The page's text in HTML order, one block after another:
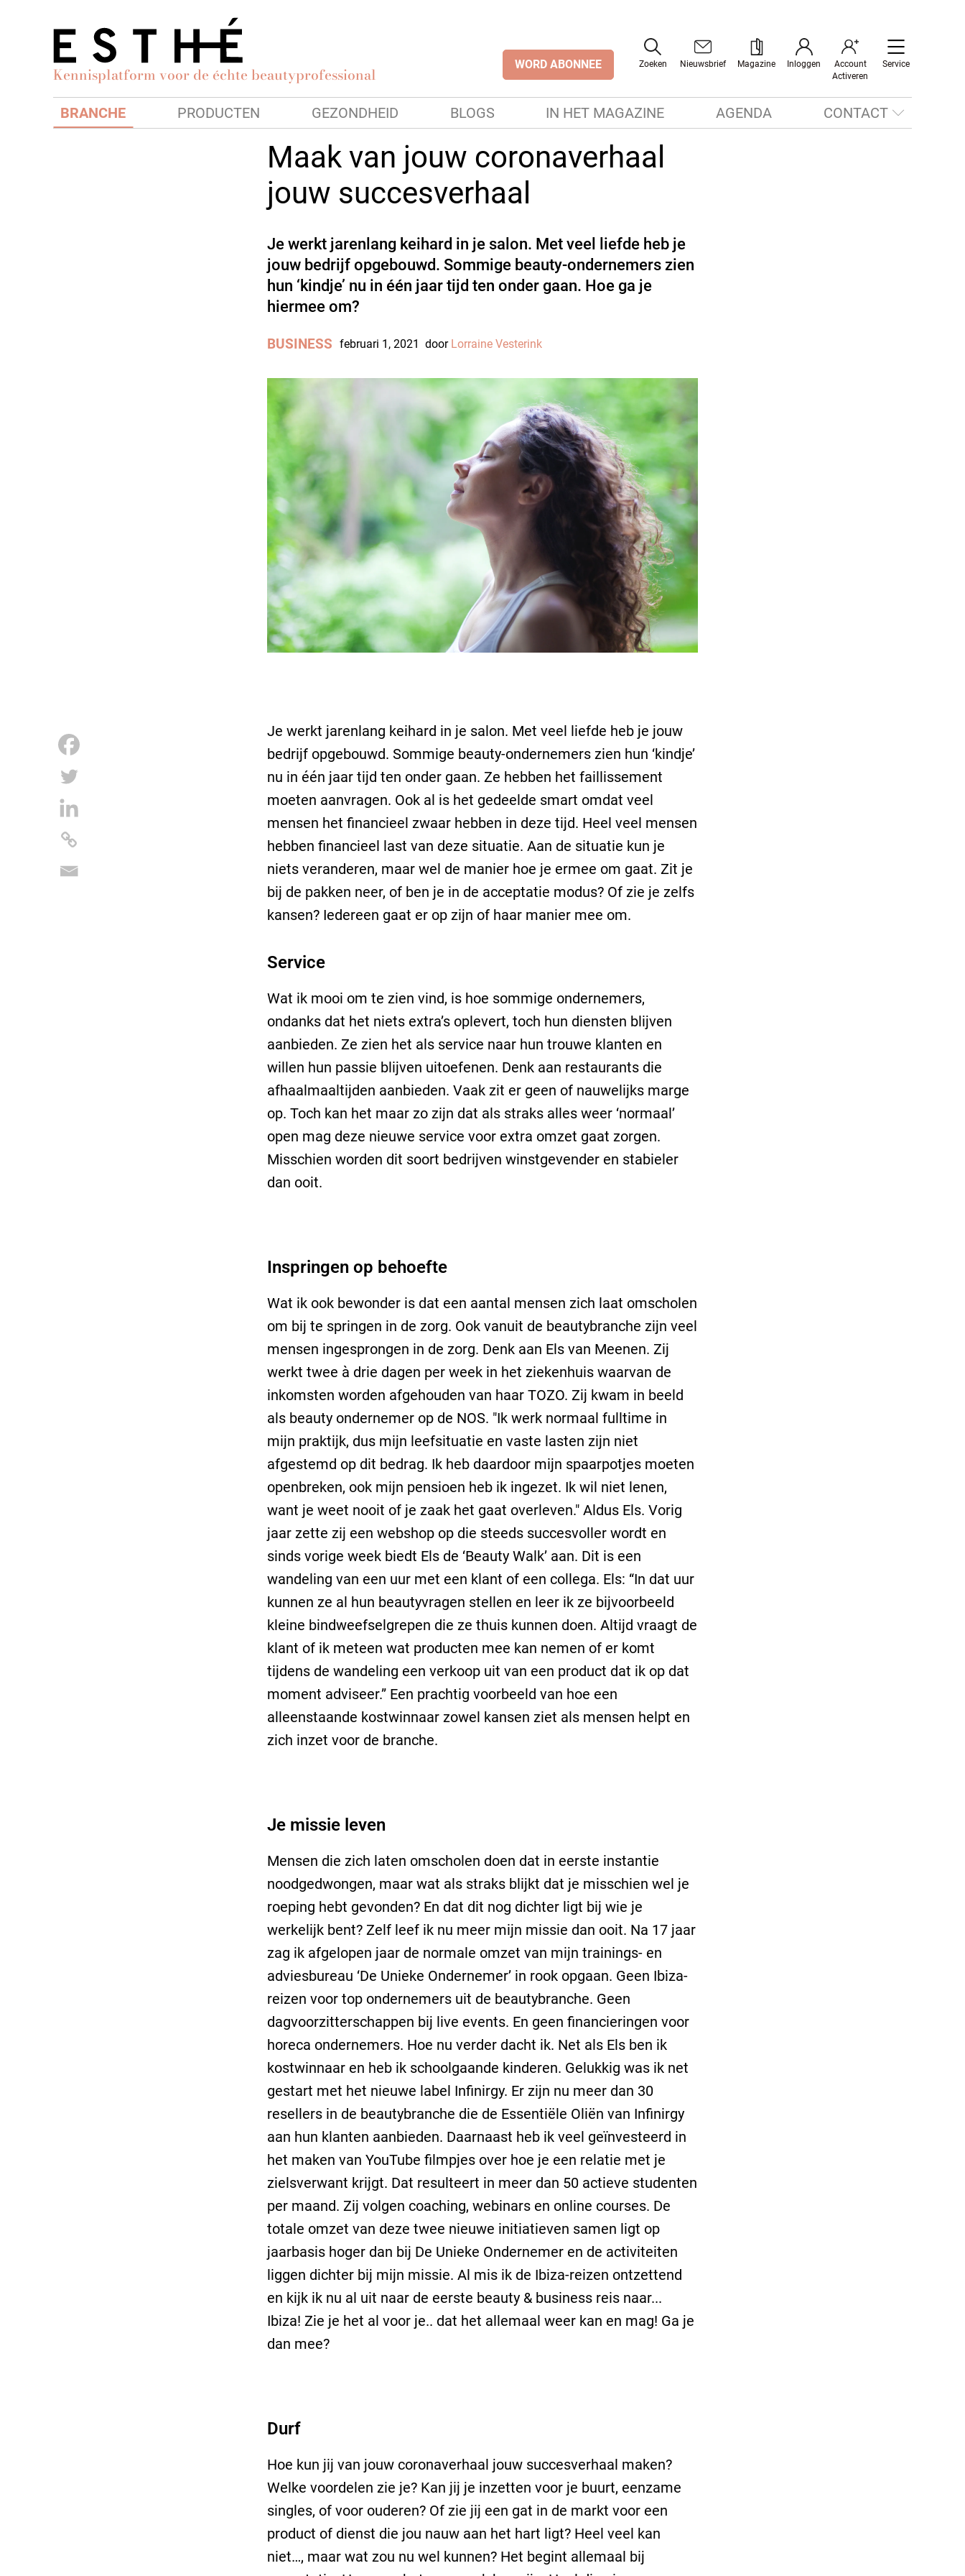
Kennisplatform voor de échte beautyprofessional WORD ABONNEE Zoeken Nieuwsbrief Magazine Inloggen
Account
Activeren
Service
BRANCHE PRODUCTEN GEZONDHEID BLOGS IN HET MAGAZINE AGENDA CONTACT
Maak van jouw coronaverhaal
jouw succesverhaal
Je werkt jarenlang keihard in je salon. Met veel liefde heb je
jouw bedrijf opgebouwd. Sommige beauty-ondernemers zien
hun ‘kindje’ nu in één jaar tijd ten onder gaan. Hoe ga je
hiermee om?
BUSINESS februari 1, 2021 door Lorraine Vesterink
Je werkt jarenlang keihard in je salon. Met veel liefde heb je jouw
bedrijf opgebouwd. Sommige beauty-ondernemers zien hun ‘kindje’
nu in één jaar tijd ten onder gaan. Ze hebben het faillissement
moeten aanvragen. Ook al is het gedeelde smart omdat veel
mensen het financieel zwaar hebben in deze tijd. Heel veel mensen
hebben financieel last van deze situatie. Aan de situatie kun je
niets veranderen, maar wel de manier hoe je ermee om gaat. Zit je
bij de pakken neer, of ben je in de acceptatie modus? Of zie je zelfs
kansen? Iedereen gaat er op zijn of haar manier mee om.
Service
Wat ik mooi om te zien vind, is hoe sommige ondernemers,
ondanks dat het niets extra’s oplevert, toch hun diensten blijven
aanbieden. Ze zien het als service naar hun trouwe klanten en
willen hun passie blijven uitoefenen. Denk aan restaurants die
afhaalmaaltijden aanbieden. Vaak zit er geen of nauwelijks marge
op. Toch kan het maar zo zijn dat als straks alles weer ‘normaal’
open mag deze nieuwe service voor extra omzet gaat zorgen.
Misschien worden dit soort bedrijven winstgevender en stabieler
dan ooit.
Inspringen op behoefte
Wat ik ook bewonder is dat een aantal mensen zich laat omscholen
om bij te springen in de zorg. Ook vanuit de beautybranche zijn veel
mensen ingesprongen in de zorg. Denk aan Els van Meenen. Zij
werkt twee à drie dagen per week in het ziekenhuis waarvan de
inkomsten worden afgehouden van haar TOZO. Zij kwam in beeld
als beauty ondernemer op de NOS. "Ik werk normaal fulltime in
mijn praktijk, dus mijn leefsituatie en vaste lasten zijn niet
afgestemd op dit bedrag. Ik heb daardoor mijn spaarpotjes moeten
openbreken, ook mijn pensioen heb ik ingezet. Ik wil niet lenen,
want je weet nooit of je zaak het gaat overleven." Aldus Els. Vorig
jaar zette zij een webshop op die steeds succesvoller wordt en
sinds vorige week biedt Els de ‘Beauty Walk’ aan. Dit is een
wandeling van een uur met een klant of een collega. Els: “In dat uur
kunnen ze al hun beautyvragen stellen en leer ik ze bijvoorbeeld
kleine bindweefselgrepen die ze thuis kunnen doen. Altijd vraagt de
klant of ik meteen wat producten mee kan nemen of er komt
tijdens de wandeling een verkoop uit van een product dat ik op dat
moment adviseer.” Een prachtig voorbeeld van hoe een
alleenstaande kostwinnaar zowel kansen ziet als mensen helpt en
zich inzet voor de branche.
Je missie leven
Mensen die zich laten omscholen doen dat in eerste instantie
noodgedwongen, maar wat als straks blijkt dat je misschien wel je
roeping hebt gevonden? En dat dit nog dichter ligt bij wie je
werkelijk bent? Zelf leef ik nu meer mijn missie dan ooit. Na 17 jaar
zag ik afgelopen jaar de normale omzet van mijn trainings- en
adviesbureau ‘De Unieke Ondernemer’ in rook opgaan. Geen Ibiza-
reizen voor top ondernemers uit de beautybranche. Geen
dagvoorzitterschappen bij live events. En geen financieringen voor
horeca ondernemers. Hoe nu verder dacht ik. Net als Els ben ik
kostwinnaar en heb ik schoolgaande kinderen. Gelukkig was ik net
gestart met het nieuwe label Infinirgy. Er zijn nu meer dan 30
resellers in de beautybranche die de Essentiële Oliën van Infinirgy
aan hun klanten aanbieden. Daarnaast heb ik veel geïnvesteerd in
het maken van YouTube filmpjes over hoe je een relatie met je
zielsverwant krijgt. Dat resulteert in meer dan 50 actieve studenten
per maand. Zij volgen coaching, webinars en online courses. De
totale omzet van deze twee nieuwe initiatieven samen ligt op
jaarbasis hoger dan bij De Unieke Ondernemer en de activiteiten
liggen dichter bij mijn missie. Al mis ik de Ibiza-reizen ontzettend
en kijk ik nu al uit naar de eerste beauty & business reis naar...
Ibiza! Zie je het al voor je.. dat het allemaal weer kan en mag! Ga je
dan mee?
Durf
Hoe kun jij van jouw coronaverhaal jouw succesverhaal maken?
Welke voordelen zie je? Kan jij je inzetten voor je buurt, eenzame
singles, of voor ouderen? Of zie jij een gat in de markt voor een
product of dienst die jou nauw aan het hart ligt? Heel veel kan
niet…, maar wat zou nu wel kunnen? Het begint allemaal bij